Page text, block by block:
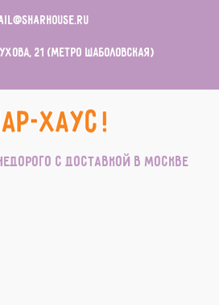
21 (метро Шаболовская)
с доставкой в Москве